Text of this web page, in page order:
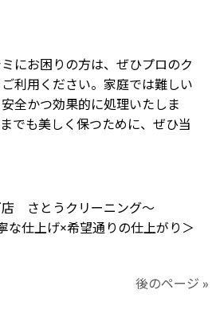
にお困りの方は、ぜひプロのク
利用ください。家庭では難しい
全かつ効果的に処理いたしま
でも美しく保つために、ぜひ当
店 さとうクリーニング～
な仕上げ×希望通りの仕上がり＞
後のページ »